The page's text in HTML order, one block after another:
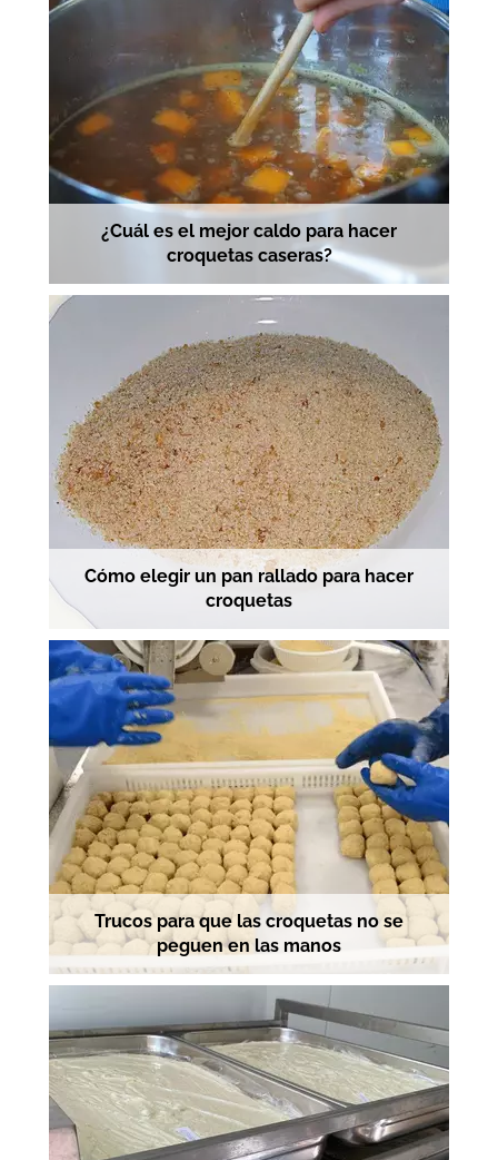
¿Cuál es el mejor caldo para hacer
croquetas caseras?
Cómo elegir un pan rallado para hacer
croquetas
Trucos para que las croquetas no se
peguen en las manos